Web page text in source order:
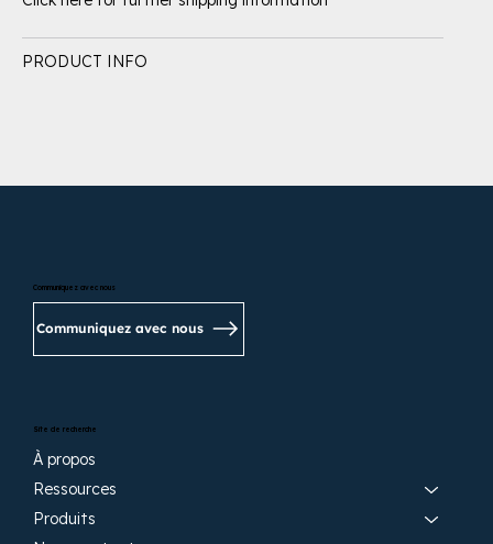
PRODUCT INFO
Site de recherche
À propos
Ressources
Produits
Communiquez avec nous
Communiquez avec nous